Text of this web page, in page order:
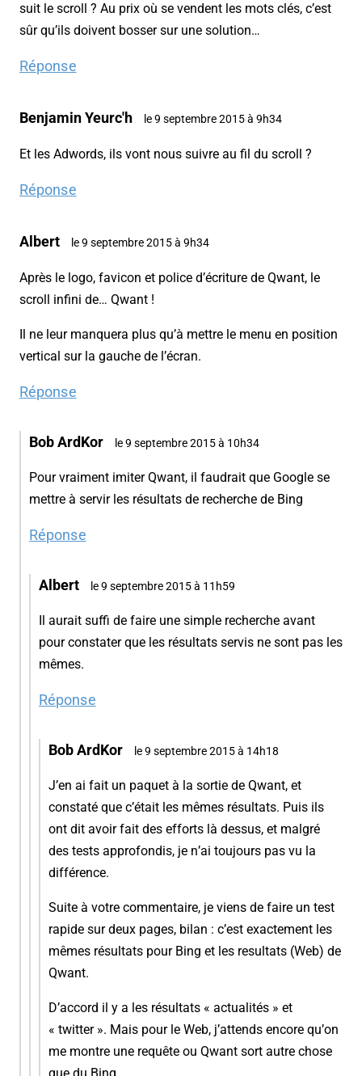
suit le scroll ? Au prix où se vendent les mots clés, c’est
sûr qu’ils doivent bosser sur une solution…
Réponse
Benjamin Yeurc'h le 9 septembre 2015 à 9h34
Et les Adwords, ils vont nous suivre au fil du scroll ?
Réponse
Albert le 9 septembre 2015 à 9h34
Après le logo, favicon et police d’écriture de Qwant, le
scroll infini de… Qwant !
Il ne leur manquera plus qu’à mettre le menu en position
vertical sur la gauche de l’écran.
Réponse
Bob ArdKor le 9 septembre 2015 à 10h34
Pour vraiment imiter Qwant, il faudrait que Google se
mettre à servir les résultats de recherche de Bing
Réponse
Albert le 9 septembre 2015 à 11h59
Il aurait suffi de faire une simple recherche avant
pour constater que les résultats servis ne sont pas les
mêmes.
Réponse
Bob ArdKor le 9 septembre 2015 à 14h18
J’en ai fait un paquet à la sortie de Qwant, et
constaté que c’était les mêmes résultats. Puis ils
ont dit avoir fait des efforts là dessus, et malgré
des tests approfondis, je n’ai toujours pas vu la
différence.
Suite à votre commentaire, je viens de faire un test
rapide sur deux pages, bilan : c’est exactement les
mêmes résultats pour Bing et les resultats (Web) de
Qwant.
D’accord il y a les résultats « actualités » et
« twitter ». Mais pour le Web, j’attends encore qu’on
me montre une requête ou Qwant sort autre chose